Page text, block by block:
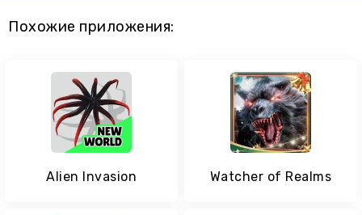
Похожие приложения:
Alien Invasion Watcher of Realms